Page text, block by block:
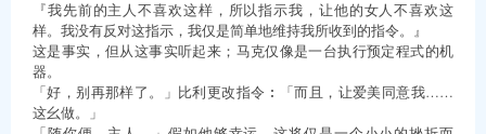
『我先前的主人不喜欢这样，所以指示我，让他的女人不喜欢这
样。我没有反对这指示，我仅是简单地维持我所收到的指令。』
这是事实，但从这事实听起来；马克仅像是一台执行预定程式的机
器。
「好，别再那样了。」比利更改指令︰「而且，让爱美同意我……
这幺做。」